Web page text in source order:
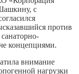
с
против
концепциями.
внимание
нагрузки